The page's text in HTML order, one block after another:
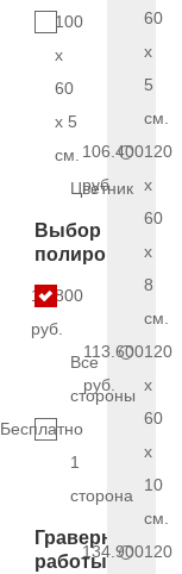
100
x
60
x 5
см.
Цветник
Выбор
полировки
10.800
руб.
Все
стороны
Бесплатно
1
сторона
Граверные
работы
60
x
5
см.
106.400
руб.
120
x
60
x
8
см.
113.600
руб.
120
x
60
x
10
см.
134.900120